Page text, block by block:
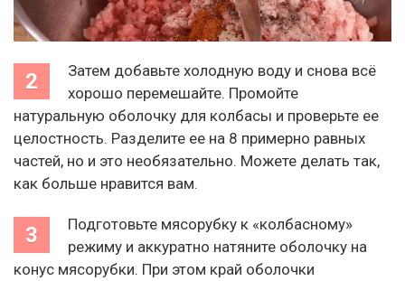
Затем добавьте холодную воду и снова всё
хорошо перемешайте. Промойте
натуральную оболочку для колбасы и проверьте ее
целостность. Разделите ее на 8 примерно равных
частей, но и это необязательно. Можете делать так,
как больше нравится вам.
Подготовьте мясорубку к «колбасному»
режиму и аккуратно натяните оболочку на
конус мясорубки. При этом край оболочки